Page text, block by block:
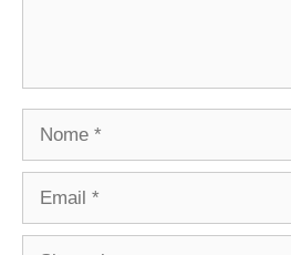
Nome
Email
Sito